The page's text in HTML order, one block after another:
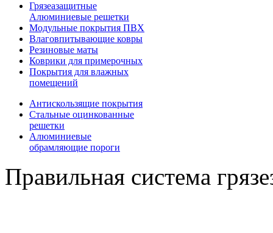
Грязеазащитные
Алюминиевые решетки
Модульные покрытия ПВХ
Влаговпитывающие ковры
Резиновые маты
Коврики для примерочных
Покрытия для влажных
помещений
Антискользящие покрытия
Стальные оцинкованные
решетки
Алюминиевые
обрамляющие пороги
Правильная система